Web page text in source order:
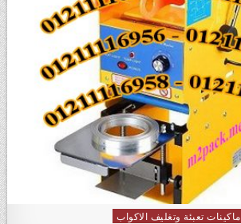
Posted in
ماكينات تعبئة وتغليف الاكواب